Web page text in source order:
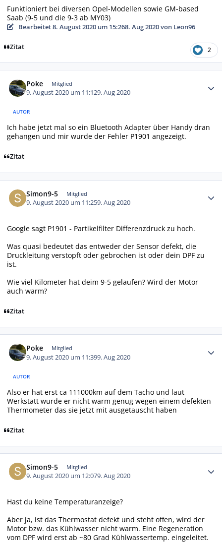
Funktioniert bei diversen Opel-Modellen sowie GM-based
Saab (9-5 und die 9-3 ab MY03)
Bearbeitet8. August 2020 um 15:268. Aug 2020von Leon96
Zitat 2
Poke Mitglied
9. August 2020 um 11:129. Aug 2020
AUTOR
Ich habe jetzt mal so ein Bluetooth Adapter über Handy dran
gehangen und mir wurde der Fehler P1901 angezeigt.
Zitat
Simon9-5 Mitglied
9. August 2020 um 11:259. Aug 2020
Google sagt P1901 - Partikelfilter Differenzdruck zu hoch.
Was quasi bedeutet das entweder der Sensor defekt, die
Druckleitung verstopft oder gebrochen ist oder dein DPF zu
ist.
Wie viel Kilometer hat deim 9-5 gelaufen? Wird der Motor
auch warm?
Zitat
Poke Mitglied
9. August 2020 um 11:399. Aug 2020
AUTOR
Also er hat erst ca 111000km auf dem Tacho und laut
Werkstatt wurde er nicht warm genug wegen einem defekten
Thermometer das sie jetzt mit ausgetauscht haben
Zitat
Simon9-5 Mitglied
9. August 2020 um 12:079. Aug 2020
Hast du keine Temperaturanzeige?
Aber ja, ist das Thermostat defekt und steht offen, wird der
Motor bzw. das Kühlwasser nicht warm. Eine Regeneration
vom DPF wird erst ab ~80 Grad Kühlwassertemp. eingeleitet.